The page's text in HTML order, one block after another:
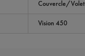
Couvercle/Volet
Vision 450